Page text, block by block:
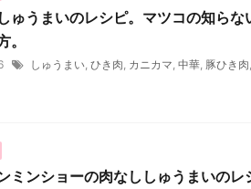
ゅうまいのレシピ。マツコの知らな
。
しゅうまい ひき肉 カニカマ 中華 豚ひき肉
ミンショーの肉なししゅうまいのレ